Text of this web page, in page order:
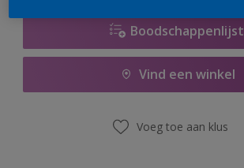
Boodschappenlijst
Vind een winkel
Voeg toe aan klus